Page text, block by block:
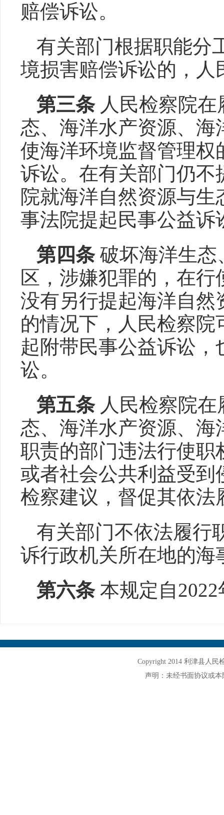
赔偿诉讼。
有关部门根据职能分
境损害赔偿诉讼的，
第三条人民检察院在
态、海洋水产资源、
使海洋环境监督管理
诉讼。在有关部门仍
院就海洋自然资源与
事法院提起民事公益
第四条破坏海洋生态
区，涉嫌犯罪的，在
没有另行提起海洋自
的情况下，人民检察
起附带民事公益诉讼
讼。
第五条人民检察院在
态、海洋水产资源、
职责的部门违法行使
或者社会公共利益受
检察建议，督促其依法
有关部门不依法履行
诉行政机关所在地的
第六条本规定自2022
Copyright 2014 利津县人民
声明：未经书面协议或